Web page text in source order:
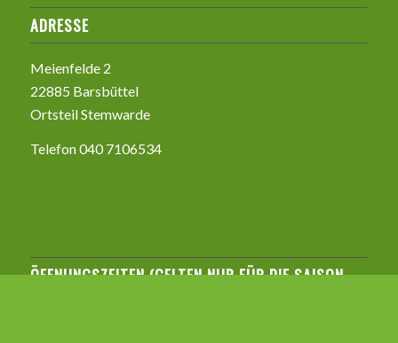
ADRESSE
Meienfelde 2
22885 Barsbüttel
Ortsteil Stemwarde
Telefon 040 7106534
ÖFFNUNGSZEITEN (GELTEN NUR FÜR DIE SAISON